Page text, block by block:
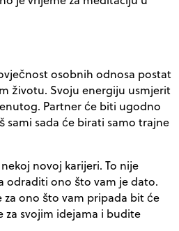
osobnih odnosa postat
životu. Svoju energiju usmjerit
Partner će biti ugodno
sami sada će birati samo trajne
novoj karijeri. To nije
odraditi ono što vam je dato.
za ono što vam pripada bit će
za svojim idejama i budite